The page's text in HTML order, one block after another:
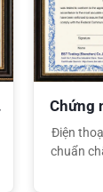
Chứng
Điện
chuẩn